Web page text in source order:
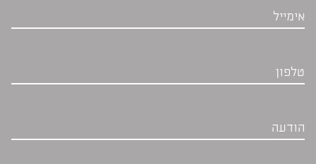
אימייל
טלפון
הודעה